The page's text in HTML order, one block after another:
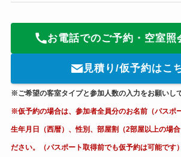
お電話でのご予約・空室照
見積り/仮予約はこ
※ご希望の客室タイプと参加人数の入力をお願いし
※仮予約の場合は、参加者全員分のお名前（パスポ
生年月日（西暦）、性別、部屋割（2部屋以上の場
ださい。（パスポート取得前でも仮予約は可能です）